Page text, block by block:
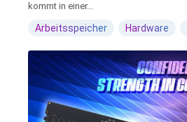
kommt in einer...
Arbeitsspeicher Hardware